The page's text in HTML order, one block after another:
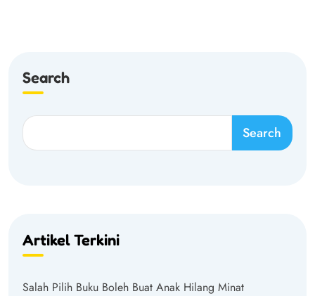
Search
Search
Artikel Terkini
Salah Pilih Buku Boleh Buat Anak Hilang Minat